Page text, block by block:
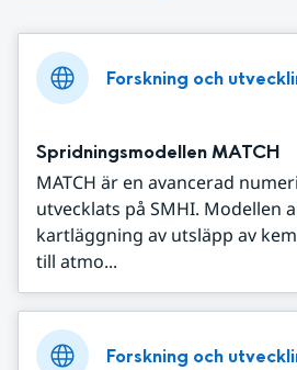
Forskning och
Spridningsmodellen MATCH
MATCH är en avancerad
utvecklats på SMHI. Modellen
kartläggning av utsläpp av
till atmo...
Forskning och